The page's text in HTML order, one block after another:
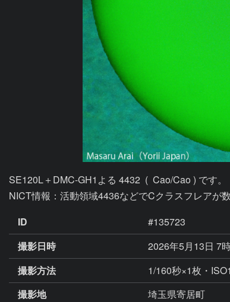
SE120L＋DMC-GH1よる 4432  (  Cao/Cao ) です。
ID
#135723
撮影日時
2026年5月13日 7
撮影方法
1/160秒×1枚・
撮影地
埼玉県寄居町